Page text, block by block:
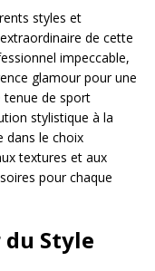
styles et
de cette
impeccable,
glamour pour une
tenue de sport
stylistique à la
dans le choix
textures et aux
pour chaque
du Style